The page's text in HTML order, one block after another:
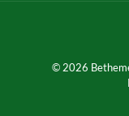
© 2026